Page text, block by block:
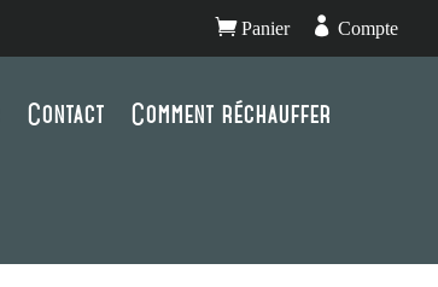
Panier  Compte
Contact Comment réchauffer